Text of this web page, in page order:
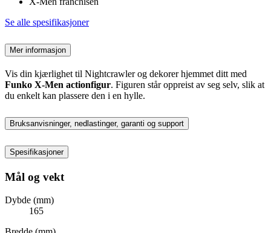
Se alle spesifikasjoner
Mer informasjon
Vis din kjærlighet til Nightcrawler og dekorer hjemmet ditt med
Funko X-Men actionfigur. Figuren står oppreist av seg selv, slik at
du enkelt kan plassere den i en hylle.
Bruksanvisninger, nedlastinger, garanti og support
Spesifikasjoner
Mål og vekt
Dybde (mm)
165